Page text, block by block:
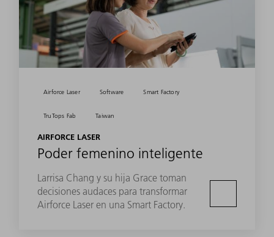
Airforce Laser Software Smart Factory
TruTops Fab Taiwan
AIRFORCE LASER
Poder femenino inteligente
Larrisa Chang y su hija Grace toman
decisiones audaces para transformar
Airforce Laser en una Smart Factory.